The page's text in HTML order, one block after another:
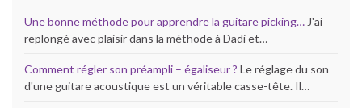
Une bonne méthode pour apprendre la guitare picking… J'ai
replongé avec plaisir dans la méthode à Dadi et…
Comment régler son préampli – égaliseur ? Le réglage du son
d'une guitare acoustique est un véritable casse-tête. Il…